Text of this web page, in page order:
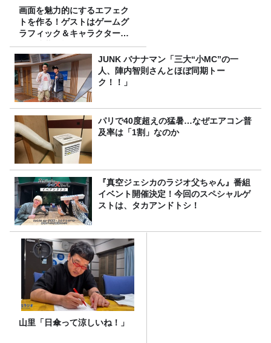
画面を魅力的にするエフェク
トを作る！ゲストはゲームグ
ラフィック＆キャラクター専
攻の遠藤里桜さん！
JUNK バナナマン「三大“小MC”の一
人、陣内智則さんとほぼ同期トー
ク！！」
パリで40度超えの猛暑…なぜエアコン普
及率は「1割」なのか
『真空ジェシカのラジオ父ちゃん』番組
イベント開催決定！今回のスペシャルゲ
ストは、タカアンドトシ！
山里「日傘って涼しいね！」